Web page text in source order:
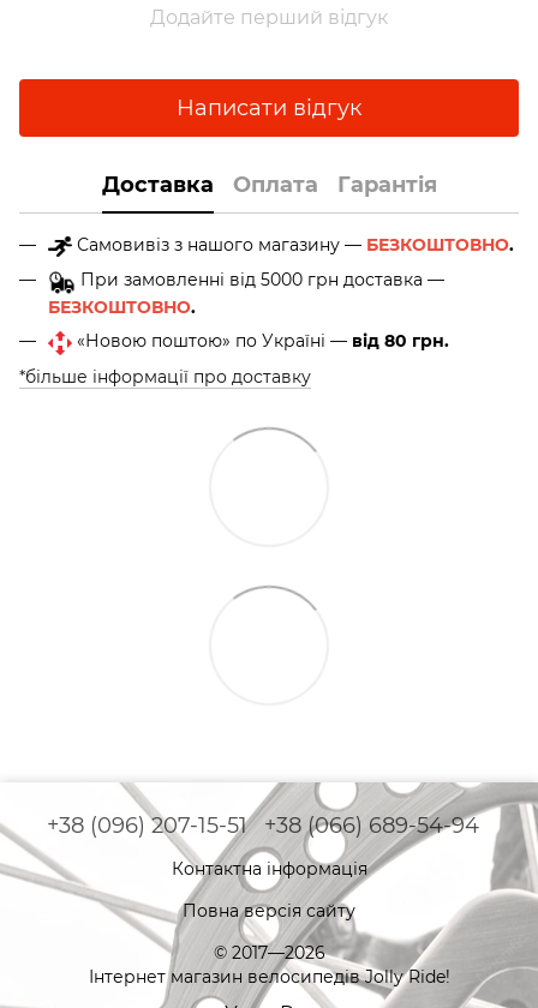
Додайте перший відгук
Написати відгук
Доставка Оплата Гарантія
Самовивіз з нашого магазину — БЕЗКОШТОВНО.
При замовленні від 5000 грн доставка —
БЕЗКОШТОВНО.
«Новою поштою» по Україні — від 80 грн.
*більше інформації про доставку
+38 (096) 207-15-51 +38 (066) 689-54-94
Контактна інформація
Повна версія сайту
© 2017—2026
Інтернет магазин велосипедів Jolly Ride!